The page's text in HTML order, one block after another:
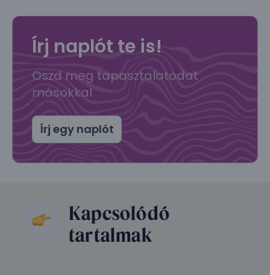
Írj naplót te is!
Oszd meg tapasztalatodat
másokkal
Írj egy naplót
Kapcsolódó
tartalmak